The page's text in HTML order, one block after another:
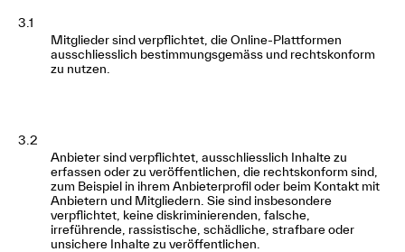
3.1
Mitglieder sind verpflichtet, die Online-Plattformen
ausschliesslich bestimmungsgemäss und rechtskonform
zu nutzen.
3.2
Anbieter sind verpflichtet, ausschliesslich Inhalte zu
erfassen oder zu veröffentlichen, die rechtskonform sind,
zum Beispiel in ihrem Anbieterprofil oder beim Kontakt mit
Anbietern und Mitgliedern. Sie sind insbesondere
verpflichtet, keine diskriminierenden, falsche,
irreführende, rassistische, schädliche, strafbare oder
unsichere Inhalte zu veröffentlichen.